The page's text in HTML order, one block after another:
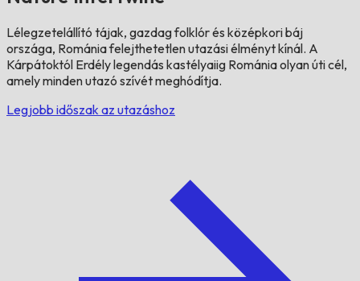
Lélegzetelállító tájak, gazdag folklór és középkori báj
országa, Románia felejthetetlen utazási élményt kínál. A
Kárpátoktól Erdély legendás kastélyaiig Románia olyan úti cél,
amely minden utazó szívét meghódítja.
Legjobb időszak az utazáshoz